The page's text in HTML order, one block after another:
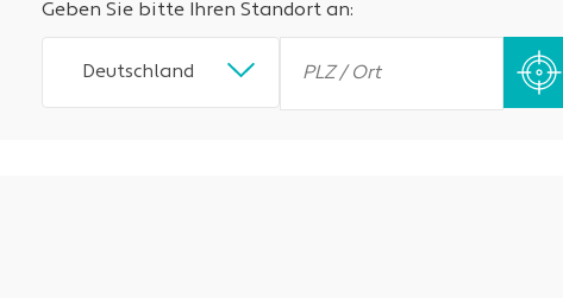
Geben Sie bitte Ihren Standort an:
Deutschland